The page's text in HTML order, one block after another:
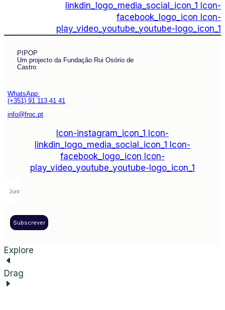
linkdin_logo_media_social_icon_1
Icon-
facebook_logo_icon Icon-
play_video_youtube_youtube-logo_icon_1
PIPOP
Um projecto da Fundação Rui Osório de
Castro
WhatsApp:
(+351) 91 113 41 41
info@froc.pt
Icon-instagram_icon_1
Icon-
linkdin_logo_media_social_icon_1
Icon-
facebook_logo_icon Icon-
play_video_youtube_youtube-logo_icon_1
Subscrever
Explore
Drag